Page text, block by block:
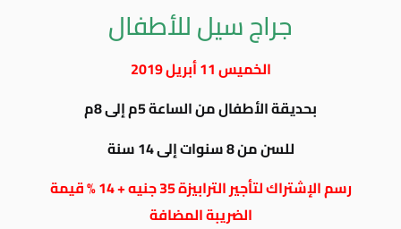
جراج سيل للأطفال
الخميس 11 أبريل 2019
بحديقة الأطفال من الساعة 5م إلى 8م
للسن من 8 سنوات إلى 14 سنة
رسم الإشتراك لتأجير الترابيزة 35 جنيه + 14 % قيمة
الضريبة المضافة